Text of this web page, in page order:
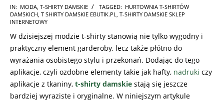
2024-
04-
IN: MODA T-SHIRTY DAMSKIE TAGGED: HURTOWNIA T-SHIRTÓW
DAMSKICH T SHIRTY DAMSKIE EBUTIK.PL
T-SHIRTY DAMSKIE SKLEP
INTERNETOWY
W dzisiejszej modzie t-shirty stanowią nie tylko wygodny i
praktyczny element garderoby, lecz także płótno do
wyrażania osobistego stylu i przekonań. Dodając do tego
aplikacje, czyli ozdobne elementy takie jak hafty, nadruki czy
aplikacje z tkaniny, t-shirty damskie stają się jeszcze
bardziej wyraziste i oryginalne. W niniejszym artykule